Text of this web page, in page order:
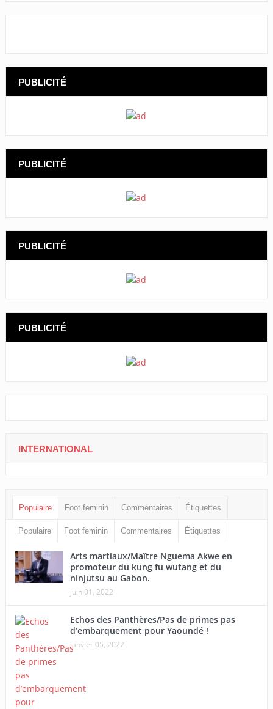
PUBLICITÉ
PUBLICITÉ
PUBLICITÉ
PUBLICITÉ
INTERNATIONAL
Populaire Foot feminin Commentaires Étiquettes
Populaire Foot feminin Commentaires Étiquettes
Arts martiaux/Maître Nguema Akwe en
promoteur du kung fu wutang et du
ninjutsu au Gabon.
juin 01, 2022
Echos des Panthères/Pas de primes pas
d’embarquement pour Yaoundé !
janvier 05, 2022